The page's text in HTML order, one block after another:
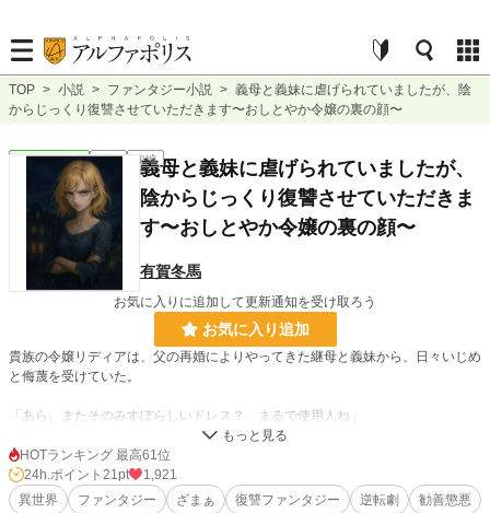
TOP > 小説 > ファンタジー小説 > 義母と義妹に虐げられていましたが、陰
からじっくり復讐させていただきます〜おしとやか令嬢の裏の顔〜
ファンタジー 完結 短編
義母と義妹に虐げられていましたが、
陰からじっくり復讐させていただきま
す〜おしとやか令嬢の裏の顔〜
有賀冬馬
お気に入りに追加して更新通知を受け取ろう
お気に入り追加
貴族の令嬢リディアは、父の再婚によりやってきた継母と義妹から、日々いじめ
と侮蔑を受けていた。
「あら、またそのみすぼらしいドレス？ まるで使用人ね」
本当の母は早くに亡くなり、父も病死。残されたのは、冷たい屋敷と陰湿な支
配。
けれど、リディアは泣き寝入りする女じゃなかった――。
HOTランキング 最高61位
24h.ポイント 21pt
1,921
異世界
ファンタジー ざまぁ 復讐ファンタジー 逆転劇 勧善懲悪